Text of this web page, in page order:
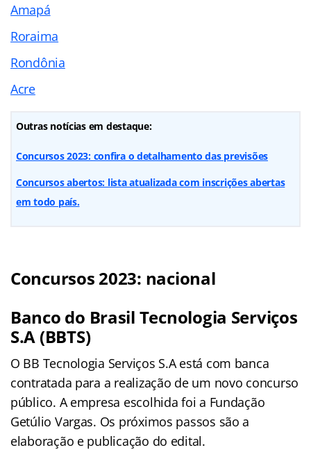
Amapá
Roraima
Rondônia
Acre
Outras notícias em destaque:
Concursos 2023: confira o detalhamento das previsões
Concursos abertos: lista atualizada com inscrições abertas
em todo país.
Concursos 2023: nacional
Banco do Brasil Tecnologia Serviços
S.A (BBTS)
O BB Tecnologia Serviços S.A está com banca
contratada para a realização de um novo concurso
público. A empresa escolhida foi a Fundação
Getúlio Vargas. Os próximos passos são a
elaboração e publicação do edital.